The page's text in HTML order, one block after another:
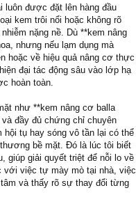
luôn được đặt lên hàng đầu
kem trôi nổi hoặc không rõ
nặng nề. Dù **kem nâng
nhưng nếu lạm dụng mà
hoặc về hiệu quả nâng cơ thực
đại tác động sâu vào lớp hạ
hoàn toàn.
như **kem nâng cơ balla
đầy đủ chứng chỉ chuyên
tụ hay sóng vô tần lại có thể
bề mặt. Đó là lúc tôi biết
giúp giải quyết triệt để nỗi lo về
với việc tự mày mò tại nhà, việc
và thấy rõ sự thay đổi từng